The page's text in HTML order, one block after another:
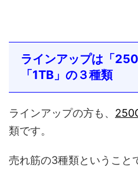
ラインアップは「
「1TB」の３種類
ラインアップの方も、
類です。
売れ筋の3種類ということ